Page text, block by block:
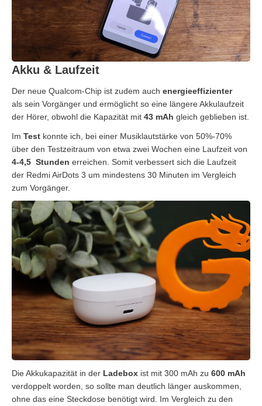
Akku & Laufzeit
Der neue Qualcom-Chip ist zudem auch energieeffizienter
als sein Vorgänger und ermöglicht so eine längere Akkulaufzeit
der Hörer, obwohl die Kapazität mit 43 mAh gleich geblieben ist.
Im Test konnte ich, bei einer Musiklautstärke von 50%-70%
über den Testzeitraum von etwa zwei Wochen eine Laufzeit von
4-4,5 Stunden erreichen. Somit verbessert sich die Laufzeit
der Redmi AirDots 3 um mindestens 30 Minuten im Vergleich
zum Vorgänger.
Die Akkukapazität in der Ladebox ist mit 300 mAh zu 600 mAh
verdoppelt worden, so sollte man deutlich länger auskommen,
ohne das eine Steckdose benötigt wird. Im Vergleich zu den